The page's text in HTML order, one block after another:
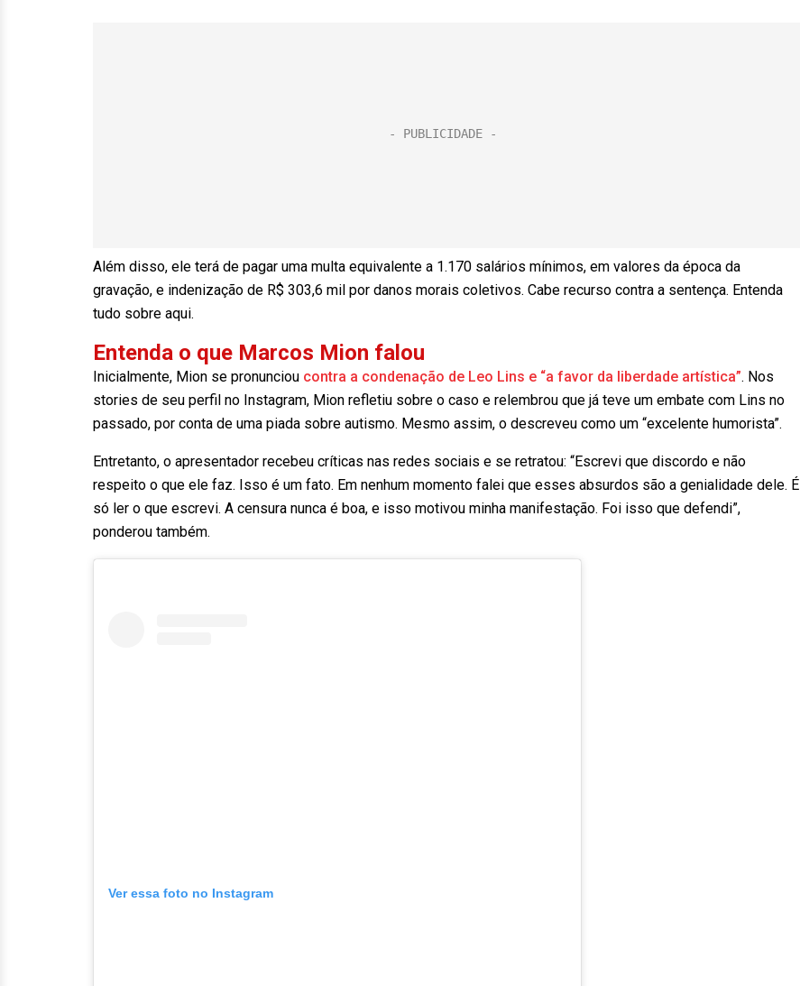
Além disso, ele terá de pagar uma multa equivalente a 1.170 salários mínimos, em valores da época da
gravação, e indenização de R$ 303,6 mil por danos morais coletivos. Cabe recurso contra a sentença. Entenda
tudo sobre aqui.
Entenda o que Marcos Mion falou
Inicialmente, Mion se pronunciou contra a condenação de Leo Lins e “a favor da liberdade artística”. Nos
stories de seu perfil no Instagram, Mion refletiu sobre o caso e relembrou que já teve um embate com Lins no
passado, por conta de uma piada sobre autismo. Mesmo assim, o descreveu como um “excelente humorista”.
Entretanto, o apresentador recebeu críticas nas redes sociais e se retratou: “Escrevi que discordo e não
respeito o que ele faz. Isso é um fato. Em nenhum momento falei que esses absurdos são a genialidade dele. É
só ler o que escrevi. A censura nunca é boa, e isso motivou minha manifestação. Foi isso que defendi”,
ponderou também.
Ver essa foto no Instagram